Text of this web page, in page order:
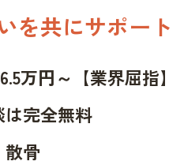
を共にサポート
万円～【業界屈指】
完全無料
散骨